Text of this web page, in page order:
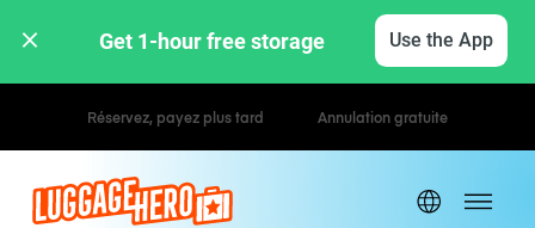
Get 1-hour free storage Use the App
Tarifs horaires / journaliers